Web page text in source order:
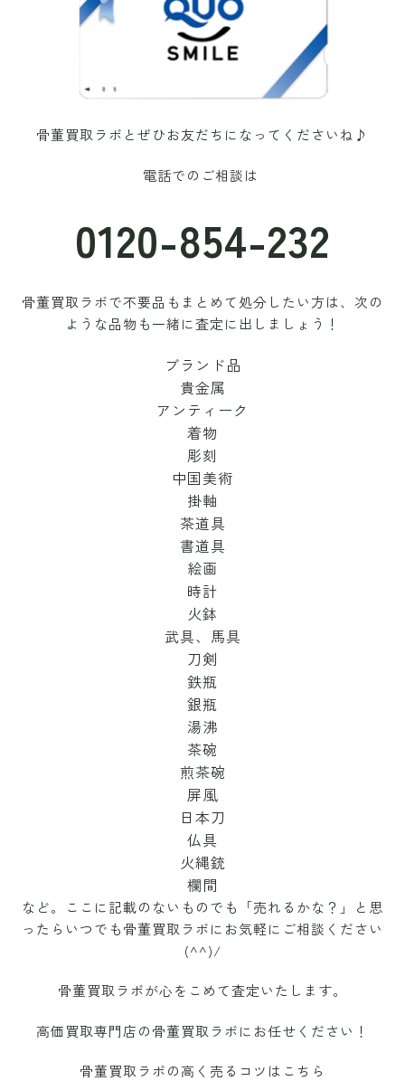
骨董買取ラボとぜひお友だちになってくださいね♪
電話でのご相談は
0120-854-232
骨董買取ラボで不要品もまとめて処分したい方は、次の
ような品物も一緒に査定に出しましょう！
ブランド品
貴金属
アンティーク
着物
彫刻
中国美術
掛軸
茶道具
書道具
絵画
時計
火鉢
武具、馬具
刀剣
鉄瓶
銀瓶
湯沸
茶碗
煎茶碗
屏風
日本刀
仏具
火縄銃
欄間
など。ここに記載のないものでも「売れるかな？」と思
ったらいつでも骨董買取ラボにお気軽にご相談ください
(^^)/
骨董買取ラボが心をこめて査定いたします。
高価買取専門店の骨董買取ラボにお任せください！
骨董買取ラボの高く売るコツはこちら